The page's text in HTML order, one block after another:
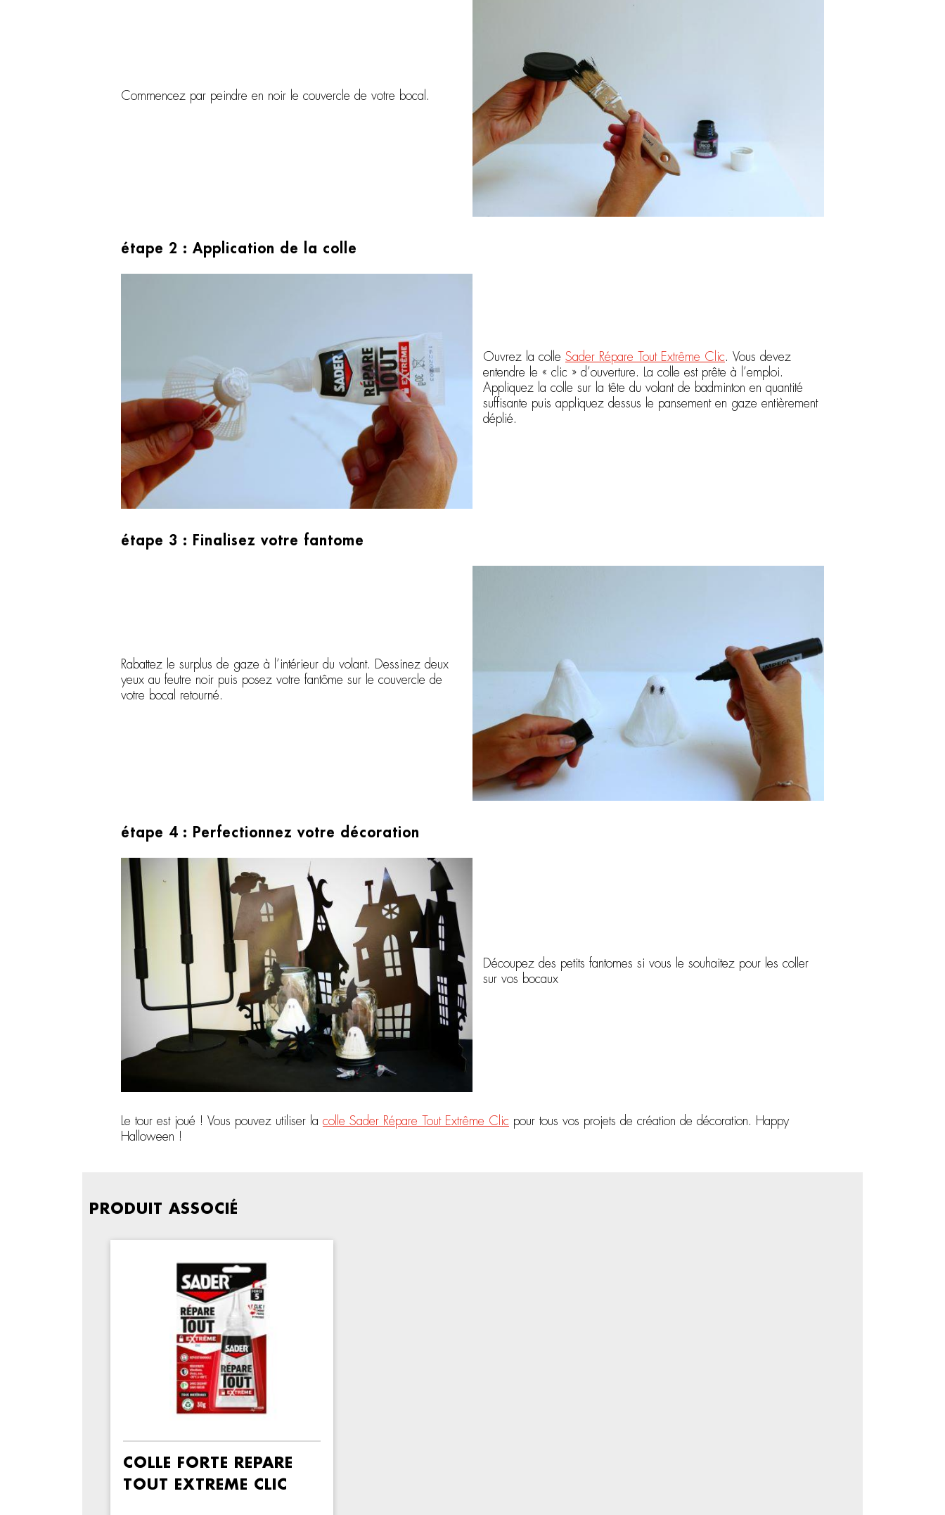
Commencez par peindre en noir le couvercle de votre bocal.
étape 2 : Application de la colle
Ouvrez la colle Sader Répare Tout Extrême Clic. Vous devez
entendre le « clic » d’ouverture. La colle est prête à l’emploi.
Appliquez la colle sur la tête du volant de badminton en quantité
suffisante puis appliquez dessus le pansement en gaze entièrement
déplié.
étape 3 : Finalisez votre fantome
Rabattez le surplus de gaze à l’intérieur du volant. Dessinez deux
yeux au feutre noir puis posez votre fantôme sur le couvercle de
votre bocal retourné.
étape 4 : Perfectionnez votre décoration
Découpez des petits fantomes si vous le souhaitez pour les coller
sur vos bocaux
Le tour est joué ! Vous pouvez utiliser la colle Sader Répare Tout Extrême Clic pour tous vos projets de création de décoration. Happy
Halloween !
PRODUIT ASSOCIÉ
COLLE FORTE REPARE
TOUT EXTREME CLIC